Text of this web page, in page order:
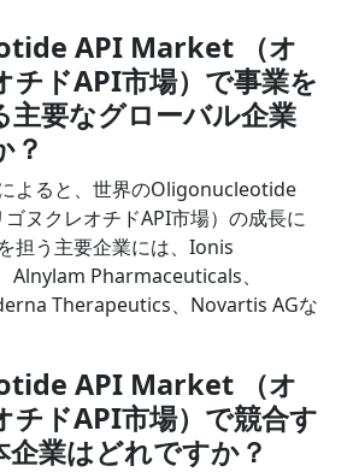
API Market （オ
チドAPI市場）で事業を
主要なグローバル企業
？
よると、世界のOligonucleotide
ヌクレオチドAPI市場）の成長に
担う主要企業には、Ionis
Pharmaceuticals、
Therapeutics、Novartis AGな
API Market （オ
チドAPI市場）で競合す
企業はどれですか？